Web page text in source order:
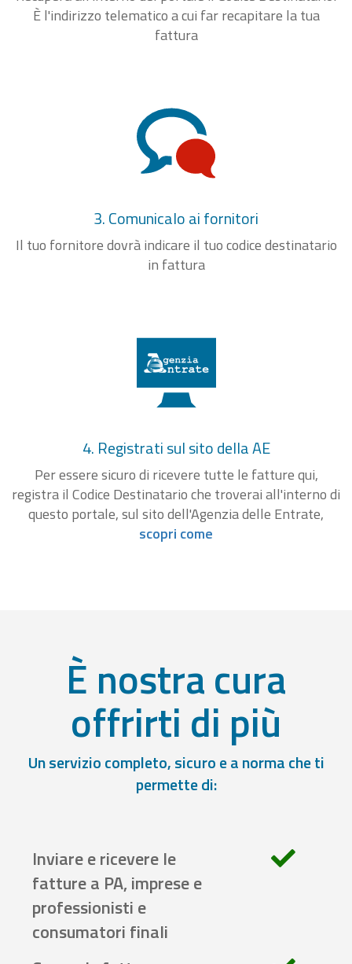
È l'indirizzo telematico a cui far recapitare la tua
fattura
3. Comunicalo ai fornitori
Il tuo fornitore dovrà indicare il tuo codice destinatario
in fattura
4. Registrati sul sito della AE
Per essere sicuro di ricevere tutte le fatture qui,
registra il Codice Destinatario che troverai all'interno di
questo portale, sul sito dell'Agenzia delle Entrate,
scopri come
È nostra cura
offrirti di più
Un servizio completo, sicuro e a norma che ti
permette di:
Inviare e ricevere le
fatture a PA, imprese e
professionisti e
consumatori finali